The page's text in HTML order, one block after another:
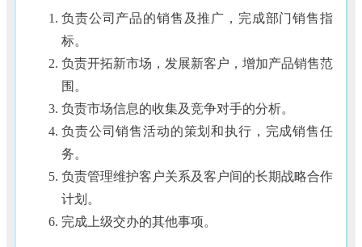
负责公司产品的销售及推广，完成部门销售指
标。
负责开拓新市场，发展新客户，增加产品销售范
围。
负责市场信息的收集及竞争对手的分析。
负责公司销售活动的策划和执行，完成销售任
务。
负责管理维护客户关系及客户间的长期战略合作
计划。
完成上级交办的其他事项。